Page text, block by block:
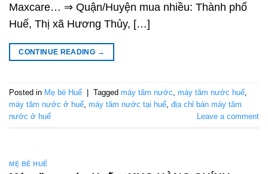
Maxcare… ⇒ Quận/Huyện mua nhiều: Thành phố
Huế, Thị xã Hương Thủy, […]
CONTINUE READING →
Posted in Mẹ bé Huế Tagged máy tăm nước máy tăm nước huế
máy tăm nước ở huế máy tăm nước tại huế địa chỉ bán máy tăm
nước ở huế
Leave a comment
MẸ BÉ HUẾ